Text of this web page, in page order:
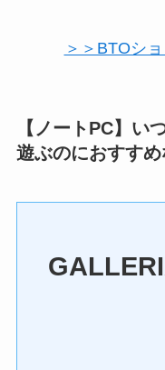
＞＞BTOシ
【ノートPC】い
遊ぶのにおすす